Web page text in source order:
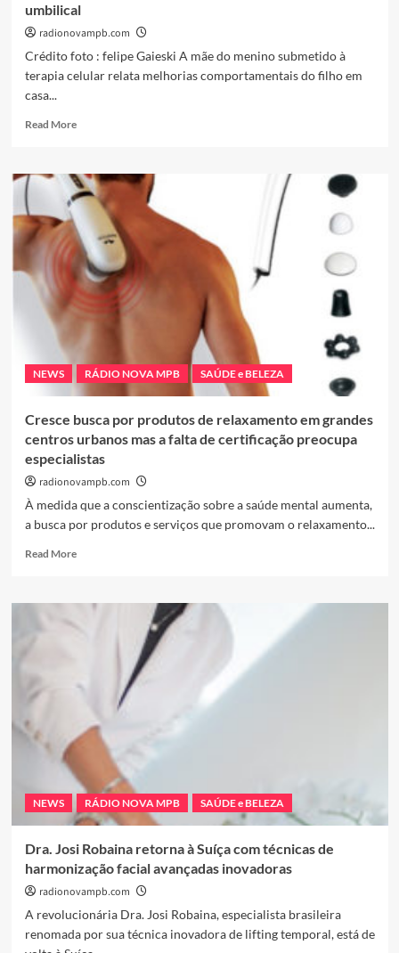
umbilical
radionovampb.com
Crédito foto : felipe Gaieski A mãe do menino submetido à
terapia celular relata melhorias comportamentais do filho em
casa...
Read MoreRead
Criança
portuguesa
com
autismo
faz
tratamento
promissor
com
células-
tronco
do
do
NEWS RÁDIO NOVA MPB SAÚDE e BELEZA
Cresce busca por produtos de relaxamento em grandes
centros urbanos mas a falta de certificação preocupa
especialistas
radionovampb.com
À medida que a conscientização sobre a saúde mental aumenta,
a busca por produtos e serviços que promovam o relaxamento...
Read MoreRead
Cresce
relaxamento
grandes
centros
urbanos
mas
a
falta
de
preocupa
especialistas
NEWS RÁDIO NOVA MPB SAÚDE e BELEZA
Dra. Josi Robaina retorna à Suíça com técnicas de
harmonização facial avançadas inovadoras
radionovampb.com
A revolucionária Dra. Josi Robaina, especialista brasileira
renomada por sua técnica inovadora de lifting temporal, está de